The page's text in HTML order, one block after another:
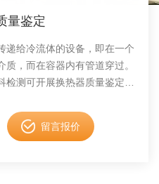
量鉴定
递给冷流体的设备，即在一个
，而在容器内有管道穿过。
测可开展换热器质量鉴定服
留言报价